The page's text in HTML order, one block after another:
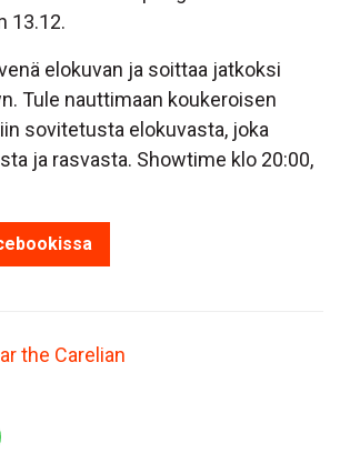
13.12.
elokuvan ja soittaa jatkoksi
Tule nauttimaan koukeroisen
sovitetusta elokuvasta, joka
ja rasvasta. Showtime klo 20:00,
the Carelian
via Whatsapp